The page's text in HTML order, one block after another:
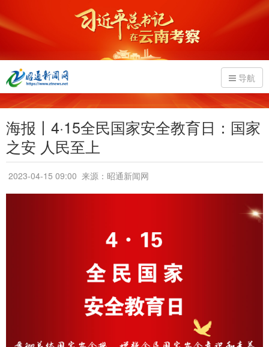
导航
海报丨4·15全民国家安全教育日：国家
之安 人民至上
2023-04-15 09:00 来源：昭通新闻网